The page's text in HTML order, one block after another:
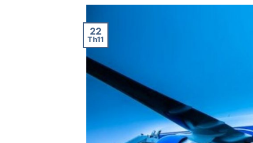
22
Th11